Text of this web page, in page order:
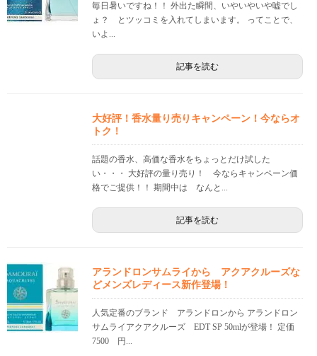
毎日暑いですね！！ 外出た瞬間、いやいやいや嘘でし
ょ？ とツッコミを入れてしまいます。 ってことで、
いよ...
記事を読む
大好評！香水量り売りキャンペーン！今ならオ
トク！
話題の香水、高価な香水をちょっとだけ試した
い・・・ 大好評の量り売り！ 今ならキャンペーン価
格でご提供！！ 期間中は なんと...
記事を読む
アランドロンサムライから アクアクルーズな
どメンズレディース新作登場！
人気定番のブランド アランドロンから アランドロン
サムライアクアクルーズ EDT SP 50mlが登場！ 定価
7500 円...